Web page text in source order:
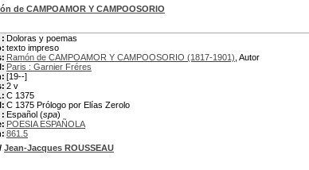
de CAMPOAMOR Y CAMPOOSORIO
: Doloras y poemas
texto impreso
Ramón de CAMPOAMOR Y CAMPOOSORIO (1817-1901) , Autor
Paris : Garnier Fréres
[19--]
2 v
C 1375
C 1375 Prólogo por Elías Zerolo
: Español (spa)
POESIA ESPAÑOLA
861.5
/ Jean-Jacques ROUSSEAU